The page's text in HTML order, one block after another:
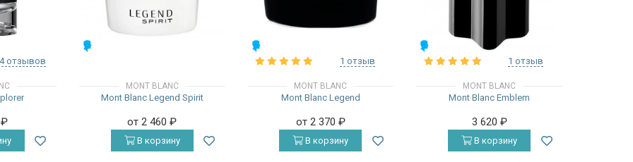
отзывов
₽
MONT BLANC
Mont Blanc Legend Spirit
от 2 460₽
В корзину
1 отзыв
MONT BLANC
Mont Blanc Legend
от 2 370 ₽
В корзину
МУЖСКИЕ
1 отзыв
MONT BLANC
Mont Blanc Emblem
3 620 ₽
В корзину